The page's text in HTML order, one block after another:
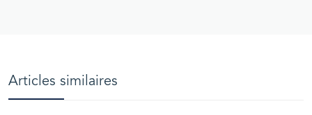
Articles similaires